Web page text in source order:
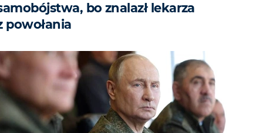
bo znalazł lekarza
powołania